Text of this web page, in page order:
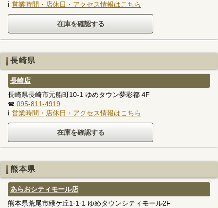
ℹ 営業時間・店休日・アクセス情報はこちら
長崎県
長崎店
長崎県長崎市元船町10-1 ゆめタウン夢彩都 4F
☎ 095-811-4919
ℹ 営業時間・店休日・アクセス情報はこちら
熊本県
あらおシティモール店
熊本県荒尾市緑ケ丘1-1-1 ゆめタウンシティモール2F